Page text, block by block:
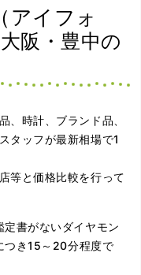
分かり易く、安心
高額だったので助か
アイフォ
阪・豊中の
、時計、ブランド品、
タッフが最新相場で1
等と価格比較を行って
書がないダイヤモン
つき15～20分程度で